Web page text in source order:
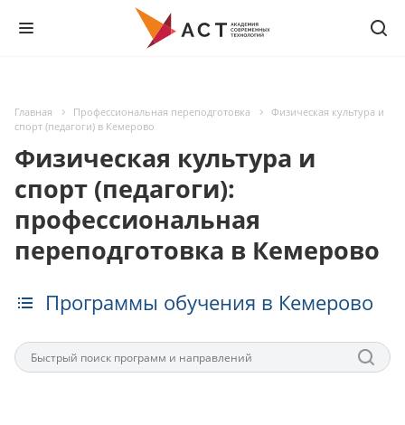
Главная Профессиональная переподготовка
Физическая культура и
спорт (педагоги) в Кемерово
Физическая культура и
спорт (педагоги):
профессиональная
переподготовка в Кемерово
Программы обучения в Кемерово